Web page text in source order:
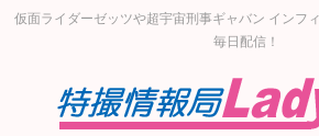
仮面ライダーゼッツや超宇宙刑事ギャバン インフ
毎日配信！